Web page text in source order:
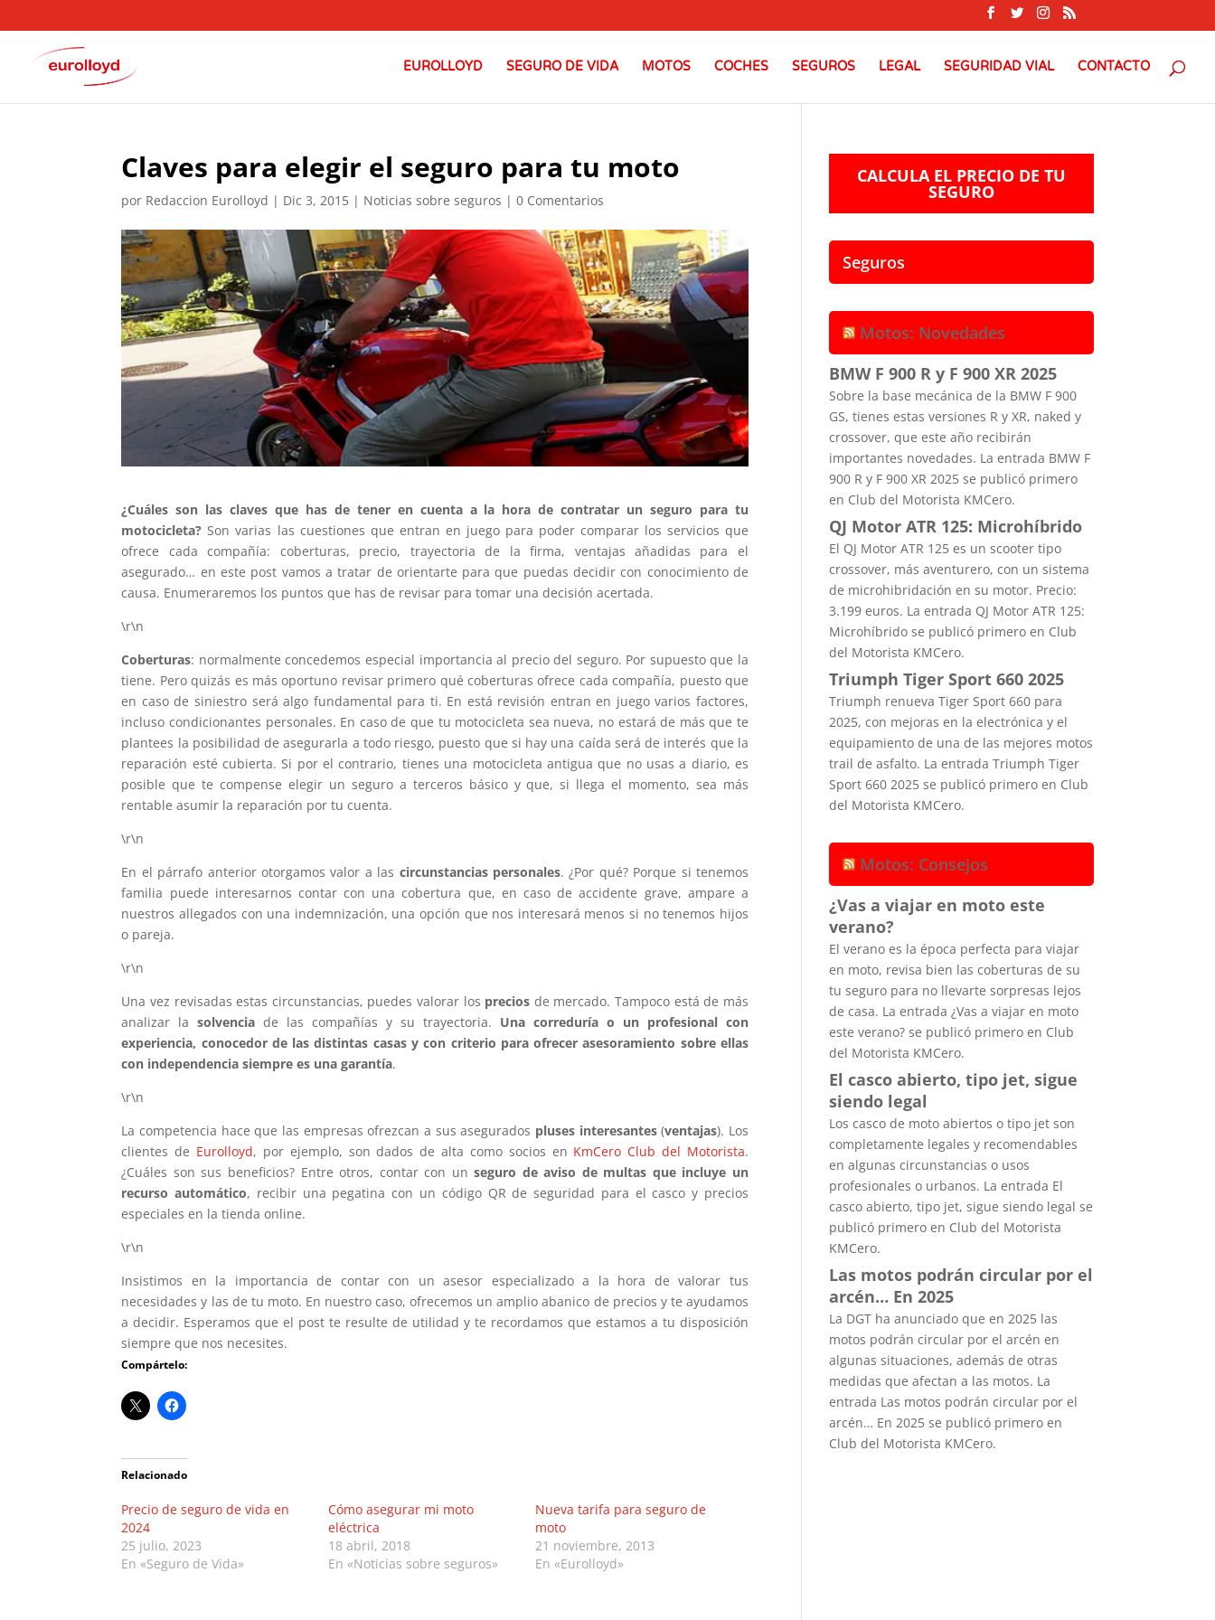
EUROLLOYD SEGURO DE VIDA MOTOS COCHES SEGUROS LEGAL SEGURIDAD VIAL CONTACTO
Claves para elegir el seguro para tu moto
por Redaccion Eurolloyd | Dic 3, 2015 | Noticias sobre seguros |0 Comentarios
¿Cuáles son las claves que has de tener en cuenta a la hora de contratar un seguro para tu
motocicleta? Son varias las cuestiones que entran en juego para poder comparar los servicios que
ofrece cada compañía: coberturas, precio, trayectoria de la firma, ventajas añadidas para el
asegurado… en este post vamos a tratar de orientarte para que puedas decidir con conocimiento de
causa. Enumeraremos los puntos que has de revisar para tomar una decisión acertada.
\r\n
Coberturas: normalmente concedemos especial importancia al precio del seguro. Por supuesto que la
tiene. Pero quizás es más oportuno revisar primero qué coberturas ofrece cada compañía, puesto que
en caso de siniestro será algo fundamental para ti. En está revisión entran en juego varios factores,
incluso condicionantes personales. En caso de que tu motocicleta sea nueva, no estará de más que te
plantees la posibilidad de asegurarla a todo riesgo, puesto que si hay una caída será de interés que la
reparación esté cubierta. Si por el contrario, tienes una motocicleta antigua que no usas a diario, es
posible que te compense elegir un seguro a terceros básico y que, si llega el momento, sea más
rentable asumir la reparación por tu cuenta.
\r\n
En el párrafo anterior otorgamos valor a las circunstancias personales. ¿Por qué? Porque si tenemos
familia puede interesarnos contar con una cobertura que, en caso de accidente grave, ampare a
nuestros allegados con una indemnización, una opción que nos interesará menos si no tenemos hijos
o pareja.
\r\n
Una vez revisadas estas circunstancias, puedes valorar los precios de mercado. Tampoco está de más
analizar lasolvencia de las compañías y su trayectoria. Una correduría o un profesional con
experiencia, conocedor de las distintas casas y con criterio para ofrecer asesoramiento sobre ellas
con independencia siempre es una garantía.
\r\n
La competencia hace que las empresas ofrezcan a sus asegurados pluses interesantes(ventajas). Los
clientes de Eurolloyd, por ejemplo, son dados de alta como socios en KmCero Club del Motorista.
¿Cuáles son sus beneficios? Entre otros, contar con unseguro de aviso de multas que incluye un
recurso automático, recibir una pegatina con un código QR de seguridad para el casco y precios
especiales en la tienda online.
\r\n
Insistimos en la importancia de contar con un asesor especializado a la hora de valorar tus
necesidades y las de tu moto. En nuestro caso, ofrecemos un amplio abanico de precios y te ayudamos
a decidir. Esperamos que el post te resulte de utilidad y te recordamos que estamos a tu disposición
siempre que nos necesites.
Compártelo:
Relacionado
Precio de seguro de vida en
2024
25 julio, 2023
En «Seguro de Vida»
Cómo asegurar mi moto
eléctrica
18 abril, 2018
En «Noticias sobre seguros»
Nueva tarifa para seguro de
moto
21 noviembre, 2013
En «Eurolloyd»
CALCULA EL PRECIO DE TU
SEGURO
Seguros
Motos: Novedades
BMW F 900 R y F 900 XR 2025
Sobre la base mecánica de la BMW F 900
GS, tienes estas versiones R y XR, naked y
crossover, que este año recibirán
importantes novedades. La entrada BMW F
900 R y F 900 XR 2025 se publicó primero
en Club del Motorista KMCero.
QJ Motor ATR 125: Microhíbrido
El QJ Motor ATR 125 es un scooter tipo
crossover, más aventurero, con un sistema
de microhibridación en su motor. Precio:
3.199 euros. La entrada QJ Motor ATR 125:
Microhíbrido se publicó primero en Club
del Motorista KMCero.
Triumph Tiger Sport 660 2025
Triumph renueva Tiger Sport 660 para
2025, con mejoras en la electrónica y el
equipamiento de una de las mejores motos
trail de asfalto. La entrada Triumph Tiger
Sport 660 2025 se publicó primero en Club
del Motorista KMCero.
Motos: Consejos
¿Vas a viajar en moto este
verano?
El verano es la época perfecta para viajar
en moto, revisa bien las coberturas de su
tu seguro para no llevarte sorpresas lejos
de casa. La entrada ¿Vas a viajar en moto
este verano? se publicó primero en Club
del Motorista KMCero.
El casco abierto, tipo jet, sigue
siendo legal
Los casco de moto abiertos o tipo jet son
completamente legales y recomendables
en algunas circunstancias o usos
profesionales o urbanos. La entrada El
casco abierto, tipo jet, sigue siendo legal se
publicó primero en Club del Motorista
KMCero.
Las motos podrán circular por el
arcén… En 2025
La DGT ha anunciado que en 2025 las
motos podrán circular por el arcén en
algunas situaciones, además de otras
medidas que afectan a las motos. La
entrada Las motos podrán circular por el
arcén… En 2025 se publicó primero en
Club del Motorista KMCero.